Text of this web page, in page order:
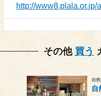
http://www8.plala.or.jp/
その他 買う
自